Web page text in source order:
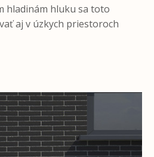
hladinám hluku sa toto
aj v úzkych priestoroch